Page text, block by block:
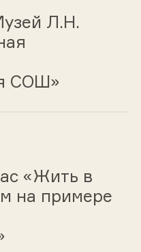
Л.Н.
СОШ»
«Жить в
на примере